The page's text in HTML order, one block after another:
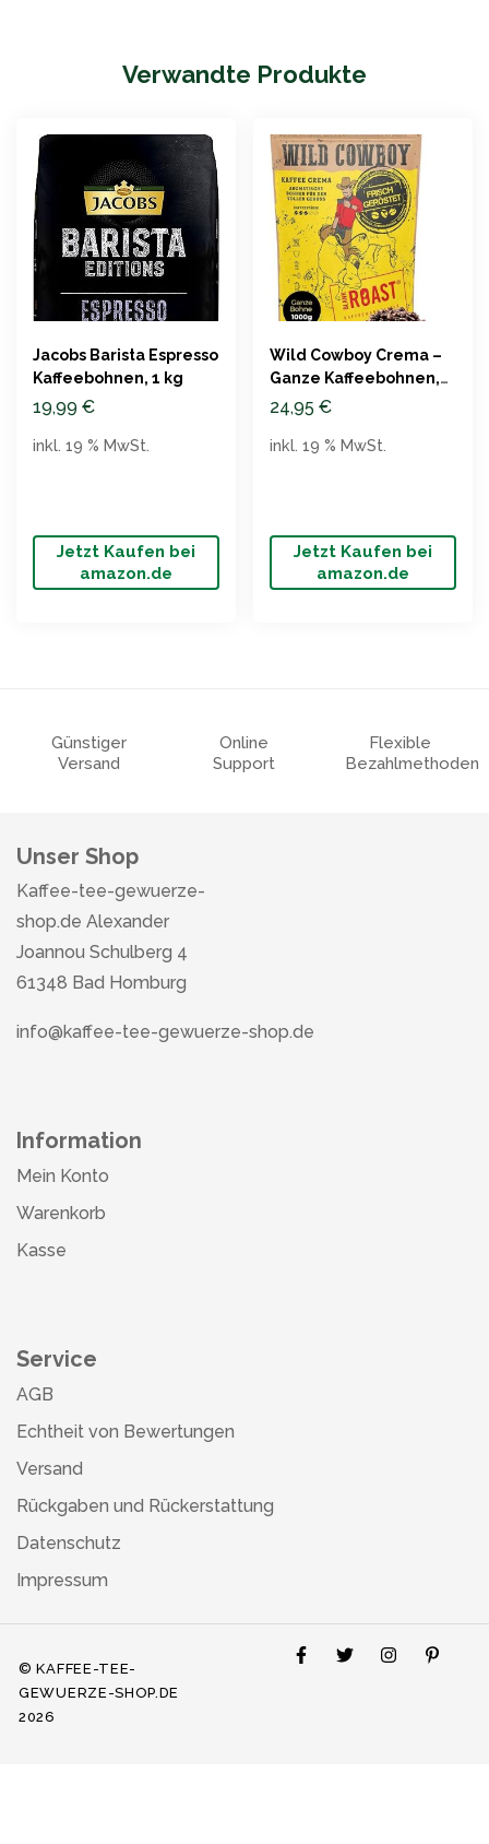
Verwandte Produkte
Jacobs Barista Espresso
Kaffeebohnen, 1 kg
19,99 €
Jetzt Kaufen bei
amazon.de
inkl. 19 % MwSt.
Wild Cowboy Crema –
Ganze Kaffeebohnen,
1000g
24,95 €
Jetzt Kaufen bei
amazon.de
inkl. 19 % MwSt.
Günstiger
Versand
Online
Support
Flexible
Bezahlmethoden
Unser Shop
Kaffee-tee-gewuerze-
shop.de Alexander
Joannou Schulberg 4
61348 Bad Homburg
info@kaffee-tee-gewuerze-shop.de
Information
Mein Konto
Warenkorb
Kasse
Service
AGB
Echtheit von Bewertungen
Versand
Rückgaben und Rückerstattung
Datenschutz
Impressum
© KAFFEE-TEE-
GEWUERZE-SHOP.DE
2026